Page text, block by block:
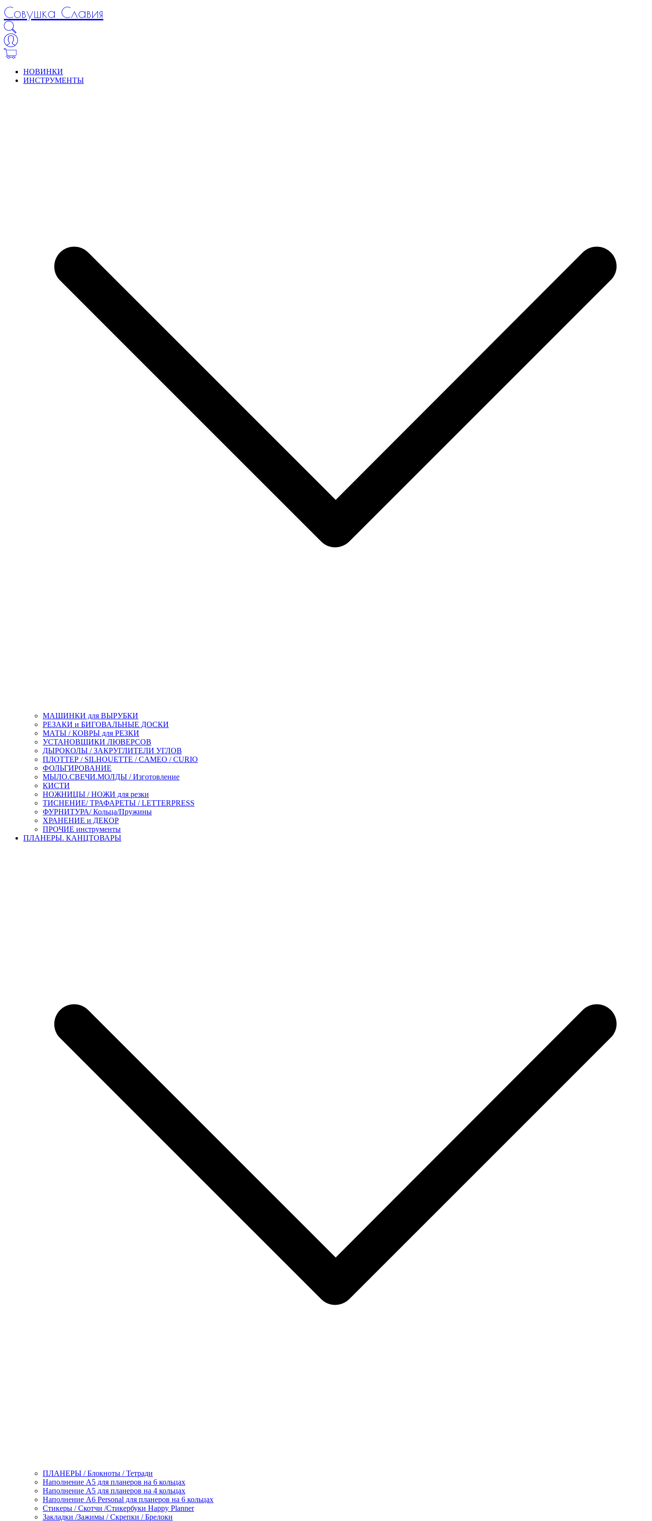
Совушка Славия
НОВИНКИ
ИНСТРУМЕНТЫ
МАШИНКИ для ВЫРУБКИ
РЕЗАКИ и БИГОВАЛЬНЫЕ ДОСКИ
МАТЫ / КОВРЫ для РЕЗКИ
УСТАНОВЩИКИ ЛЮВЕРСОВ
ДЫРОКОЛЫ / ЗАКРУГЛИТЕЛИ УГЛОВ
ПЛОТТЕР / SILHOUETTE / CAMEO / CURIO
ФОЛЬГИРОВАНИЕ
МЫЛО.СВЕЧИ.МОЛДЫ / Изготовление
КИСТИ
НОЖНИЦЫ / НОЖИ для резки
ТИСНЕНИЕ/ ТРАФАРЕТЫ / LETTERPRESS
ФУРНИТУРА/ Кольца/Пружины
ХРАНЕНИЕ и ДЕКОР
ПРОЧИЕ инструменты
ПЛАНЕРЫ. КАНЦТОВАРЫ
ПЛАНЕРЫ / Блокноты / Тетради
Наполнение А5 для планеров на 6 кольцах
Наполнение А5 для планеров на 4 кольцах
Наполнение А6 Personal для планеров на 6 кольцах
Стикеры / Скотчи /Стикербуки Happy Planner
Закладки /Зажимы / Скрепки / Брелоки